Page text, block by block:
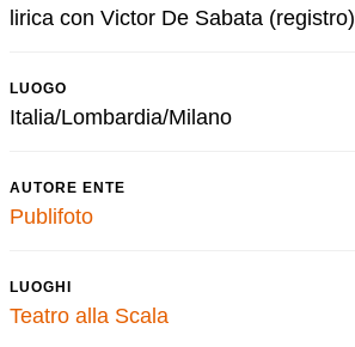
lirica con Victor De Sabata (registro)
LUOGO
Italia/Lombardia/Milano
AUTORE ENTE
Publifoto
LUOGHI
Teatro alla Scala